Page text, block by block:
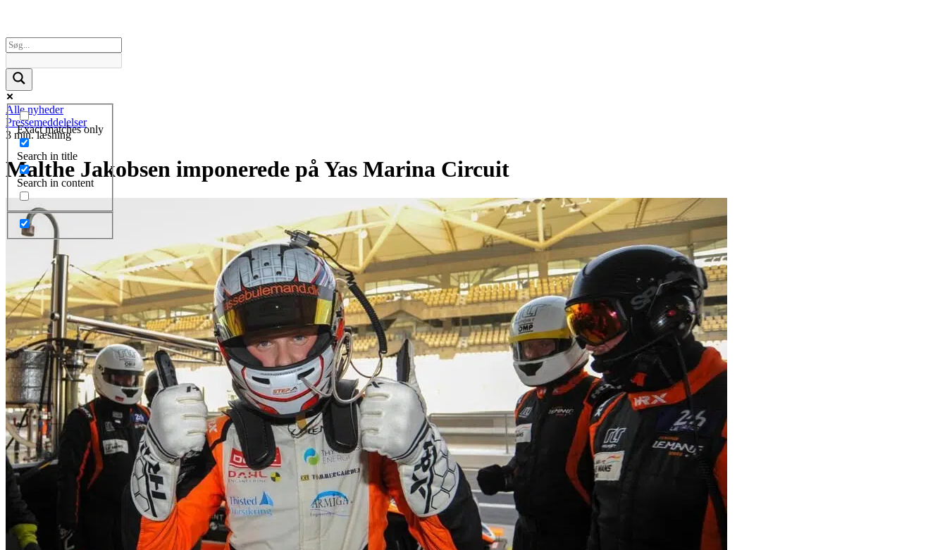
Exact matches only
Search in title
Search in content
Alle nyheder
Pressemeddelelser
3 min. læsning
Malthe Jakobsen imponerede på Yas Marina Circuit